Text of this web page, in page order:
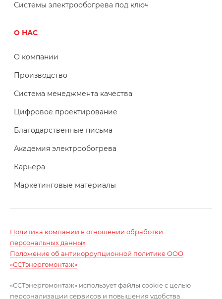
Системы электрообогрева под ключ
О НАС
О компании
Производство
Система менеджмента качества
Цифровое проектирование
Благодарственные письма
Академия электрообогрева
Карьера
Маркетинговые материалы
Политика компании в отношении обработки
персональных данных
Положение об антикоррупционной политике ООО
«ССТэнергомонтаж»
«ССТэнергомонтаж» использует файлы cookie с целью
персонализации сервисов и повышения удобства